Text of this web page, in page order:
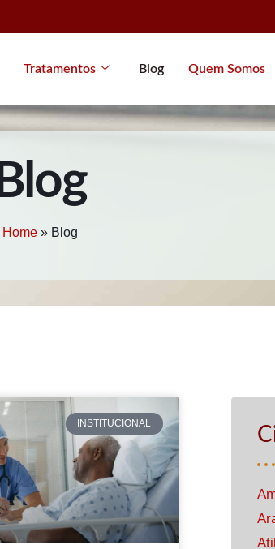
Tratamentos Blog Quem Somos
Blog
Home» Blog
INSTITUCIONAL